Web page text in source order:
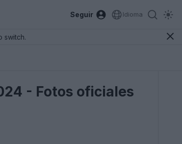
Seguir Idioma
switch.
- Fotos oficiales